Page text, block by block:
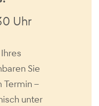
Uhr
Sie
Termin –
unter